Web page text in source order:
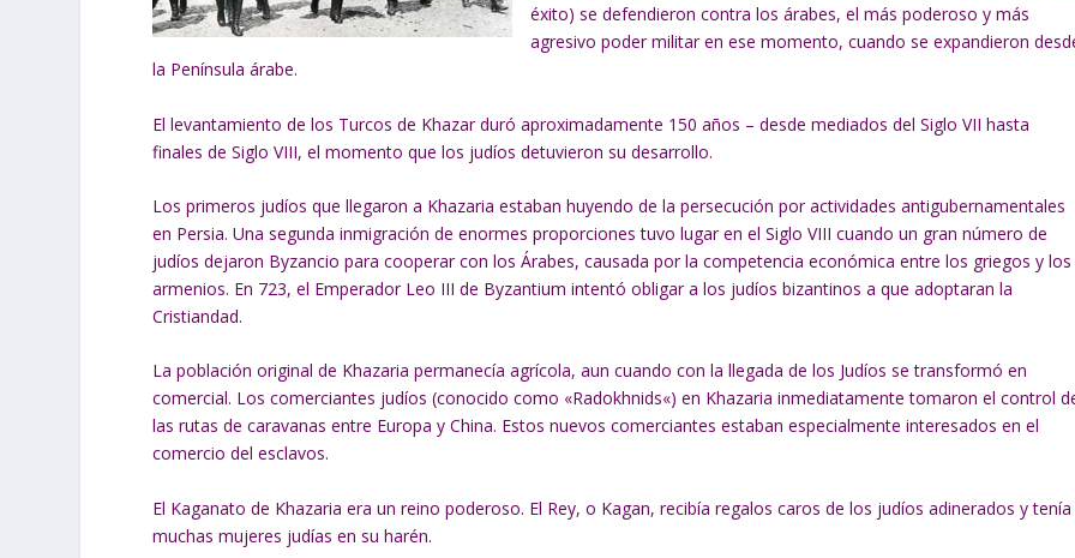
éxito) se defendieron contra los árabes, el más poderoso y más
agresivo poder militar en ese momento, cuando se expandieron
la Península árabe.
El levantamiento de los Turcos de Khazar duró aproximadamente 150 años – desde mediados del Siglo VII hasta
finales de Siglo VIII, el momento que los judíos detuvieron su desarrollo.
Los primeros judíos que llegaron a Khazaria estaban huyendo de la persecución por actividades antigubernamentales
en Persia. Una segunda inmigración de enormes proporciones tuvo lugar en el Siglo VIII cuando un gran número de
judíos dejaron Byzancio para cooperar con los Árabes, causada por la competencia económica entre los griegos y los
armenios. En 723, el Emperador Leo III de Byzantium intentó obligar a los judíos bizantinos a que adoptaran la
Cristiandad.
La población original de Khazaria permanecía agrícola, aun cuando con la llegada de los Judíos se transformó en
comercial. Los comerciantes judíos (conocido como «Radokhnids«) en Khazaria inmediatamente tomaron el control
las rutas de caravanas entre Europa y China. Estos nuevos comerciantes estaban especialmente interesados en el
comercio del esclavos.
El Kaganato de Khazaria era un reino poderoso. El Rey, o Kagan, recibía regalos caros de los judíos adinerados y tenía
muchas mujeres judías en su harén.